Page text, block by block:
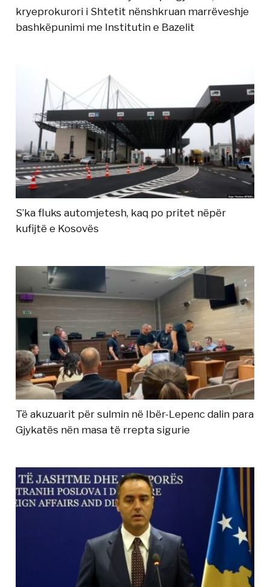
kryeprokurori i Shtetit nënshkruan marrëveshje
bashkëpunimi me Institutin e Bazelit
S’ka fluks automjetesh, kaq po pritet nëpër
kufijtë e Kosovës
Të akuzuarit për sulmin në Ibër-Lepenc dalin para
Gjykatës nën masa të rrepta sigurie